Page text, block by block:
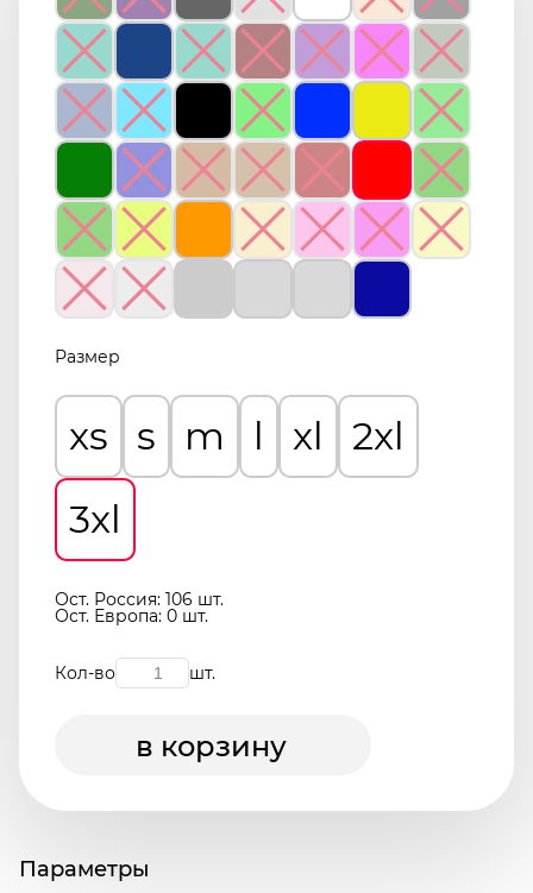
Размер
xs s m l xl
2xl
3xl
Ост. Россия: 106 шт.
Ост. Европа: 0 шт.
Кол-во шт.
в корзину
Параметры